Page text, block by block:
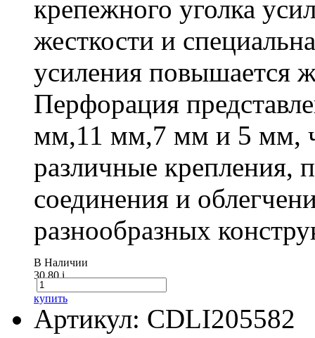
крепежного уголка
жесткости и
усиления повышается
Перфорация
мм,11 мм,7 мм и 5 мм,
различные
соединения и
разнообразных
В Наличии
30.80i
купить
Артикул: CDLI205582